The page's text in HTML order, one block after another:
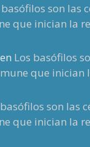
basófilos son las
que inician la
en Los basófilos
que inician
son las
que inician la